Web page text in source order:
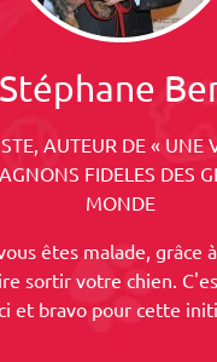
Stéphane
AUTEUR DE « UNE
FIDELES DES
MONDE
êtes malade, grâce
sortir votre chien.
et bravo pour cette